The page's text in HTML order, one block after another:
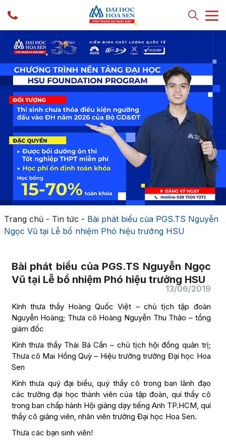
Trang chủ- Tin tức - Bài phát biểu của PGS.TS Nguyễn
Ngọc Vũ tại Lễ bổ nhiệm Phó hiệu trưởng HSU
Bài phát biểu của PGS.TS Nguyễn Ngọc
Vũ tại Lễ bổ nhiệm Phó hiệu trưởng HSU
13/06/2019
Kính thưa thầy Hoàng Quốc Việt – chủ tịch tập đoàn
Nguyễn Hoàng; Thưa cô Hoàng Nguyễn Thu Thảo – tổng
giám đốc
Kính thưa thầy Thái Bá Cần – chủ tịch hội đồng quản trị;
Thưa cô Mai Hồng Quỳ – Hiệu trưởng trường Đại học Hoa
Sen
Kính thưa quý đại biểu, quý thầy cô trong ban lãnh đạo
các trường đại học thành viên của tập đoàn, quí thầy cô
trong ban chấp hành Hội giảng dạy tiếng Anh TP.HCM, quí
thầy cô giảng viên, nhân viên trường Đại học Hoa Sen.
Thưa các bạn sinh viên!